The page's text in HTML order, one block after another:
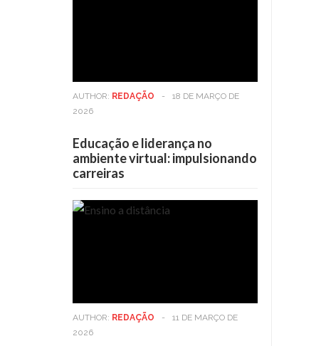
AUTHOR: REDAÇÃO -
18 DE MARÇO DE
2026
Educação e liderança no
ambiente virtual: impulsionando
carreiras
AUTHOR: REDAÇÃO -
11 DE MARÇO DE
2026